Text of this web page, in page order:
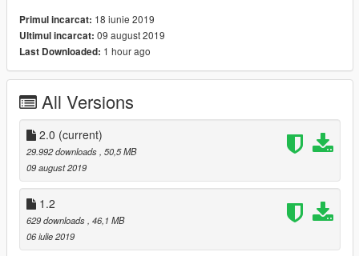
Onopvallend Kort
Onopvallend Steekvest Kort
Onopvallend Lang
Onopvallend Steekvest Lang
Marked Kort (+Pet)
Marked Lang (+Pet)
Politie Badge (+Pet)
Steekvest Kort (+Pet)
Steekvest Lang (+Pet)
VP Kort (+Pet)
VP Lang (+Pet)
Team Verkeer Kort (+Pet)
Team Verkeer Lang (+Pet)
OvD Kort (+Pet)
Primul incarcat: 18 iunie 2019
Ultimul incarcat: 09 august 2019
Last Downloaded: 1 hour ago
All Versions
2.0 (current)
29.992 downloads , 50,5 MB
09 august 2019
1.2
629 downloads , 46,1 MB
06 iulie 2019